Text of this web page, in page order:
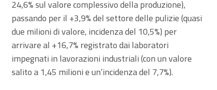
24,6% sul valore complessivo della produzione),
passando per il +3,9% del settore delle pulizie (quasi
due milioni di valore, incidenza del 10,5%) per
arrivare al +16,7% registrato dai laboratori
impegnati in lavorazioni industriali (con un valore
salito a 1,45 milioni e un’incidenza del 7,7%).